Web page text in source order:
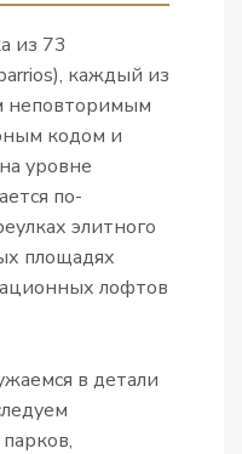
из 73
каждый из
неповторимым
кодом и
уровне
по-
элитного
площадях
лофтов
в детали